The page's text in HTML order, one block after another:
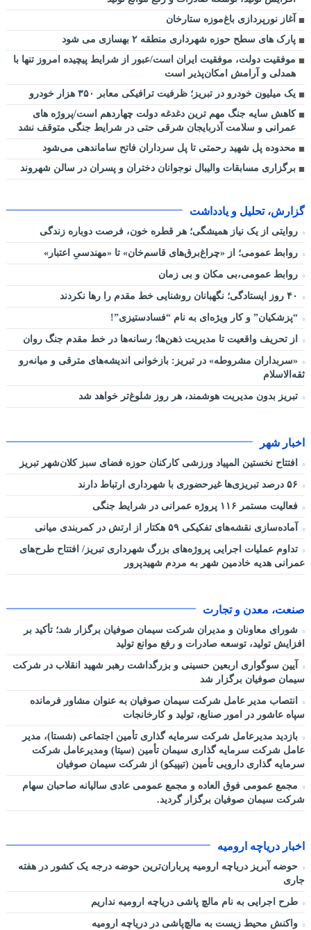
آغاز نورپردازی باغ‌موزه ستارخان
پارک های سطح حوزه شهرداری منطقه ۲ بهسازی می شود
موفقیت دولت، موفقیت ایران است/عبور از شرایط پیچیده امروز تنها با
همدلی و آرامش امکان‌پذیر است
یک میلیون خودرو در تبریز؛ ظرفیت ترافیکی معابر ۳۵۰ هزار خودرو
کاهش سایه جنگ مهم ‌ترین دغدغه دولت چهاردهم است/پروژه ‌های
عمرانی و سلامت آذربایجان شرقی حتی در شرایط جنگی متوقف نشد
محدوده پل شهید رحمتی تا پل سرداران فاتح ساماندهی می‌شود
برگزاری مسابقات والیبال نوجوانان دختران و پسران در سالن شهروند
گزارش، تحلیل و یادداشت
روایتی از یک نیاز همیشگی؛ هر قطره خون، فرصت دوباره زندگی
روابط عمومی؛ از «چراغ‌برق‌های قاسم‌خان» تا «مهندسیِ اعتبار»
روابط عمومی،بی مکان و بی زمان
“پزشکیان” و کار ویژه‌ای به نام “فسادستیزی”!
از تحریف واقعیت تا مدیریت ذهن‌ها؛ رسانه‌ها در خط مقدم جنگ روان
«سربداران مشروطه» در تبریز: بازخوانی اندیشه‌های مترقی و میانه‌رو
ثقه‌الاسلام
تبریز بدون مدیریت هوشمند، هر روز شلوغ‌تر خواهد شد
اخبار شهر
افتتاح نخستین المپیاد ورزشی کارکنان حوزه فضای سبز کلان‌شهر تبریز
فعالیت مستمر ۱۱۶ پروژه عمرانی در شرایط جنگی
آماده‌سازی نقشه‌های تفکیکی ۵۹ هکتار از ارتش در کمربندی میانی
تداوم عملیات اجرایی پروژه‌های بزرگ شهرداری تبریز/ افتتاح طرح‌های
عمرانی هدیه خادمین شهر به مردم شهیدپرور
صنعت، معدن و تجارت
شورای معاونان و مدیران شرکت سیمان صوفیان برگزار شد؛ تأکید بر
افزایش تولید، توسعه صادرات و رفع موانع تولید
آیین سوگواری اربعین حسینی و بزرگداشت رهبر شهید انقلاب در شرکت
سیمان صوفیان برگزار شد
انتصاب مدیر عامل شرکت سیمان صوفیان به عنوان مشاور فرمانده
سپاه عاشور در امور صنایع، تولید و کارخانجات
بازدید مدیرعامل شرکت سرمایه گذاری تأمین اجتماعی (شستا)، مدیر
عامل شرکت سرمایه گذاری سیمان تأمین (سیتا) ومدیرعامل شرکت
سرمایه گذاری دارویی تأمین (تیپیکو) از شرکت سیمان صوفیان
مجمع عمومی فوق العاده و مجمع عمومی عادی سالیانه صاحبان سهام
شرکت سیمان صوفیان برگزار گردید.
اخبار دریاچه ارومیه
حوضه آبریز دریاچه ارومیه پرباران‌ترین حوضه‌ درجه یک کشور در هفته
جاری
طرح اجرایی به نام مالچ پاشی دریاچه ارومیه نداریم
واکنش محیط زیست به مالچ‌پاشی در دریاچه ارومیه